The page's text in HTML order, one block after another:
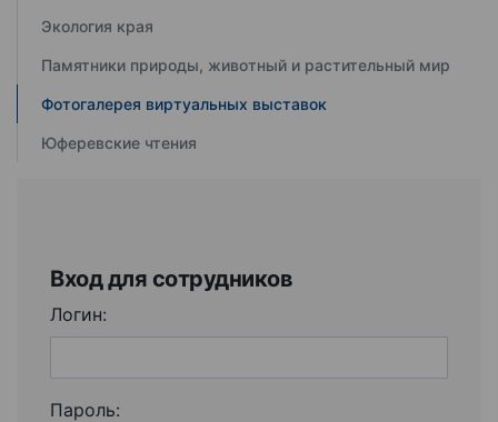
Экология края
Памятники природы, животный и растительный мир
Фотогалерея виртуальных выставок
Юферевские чтения
Вход для сотрудников
Логин:
Пароль: